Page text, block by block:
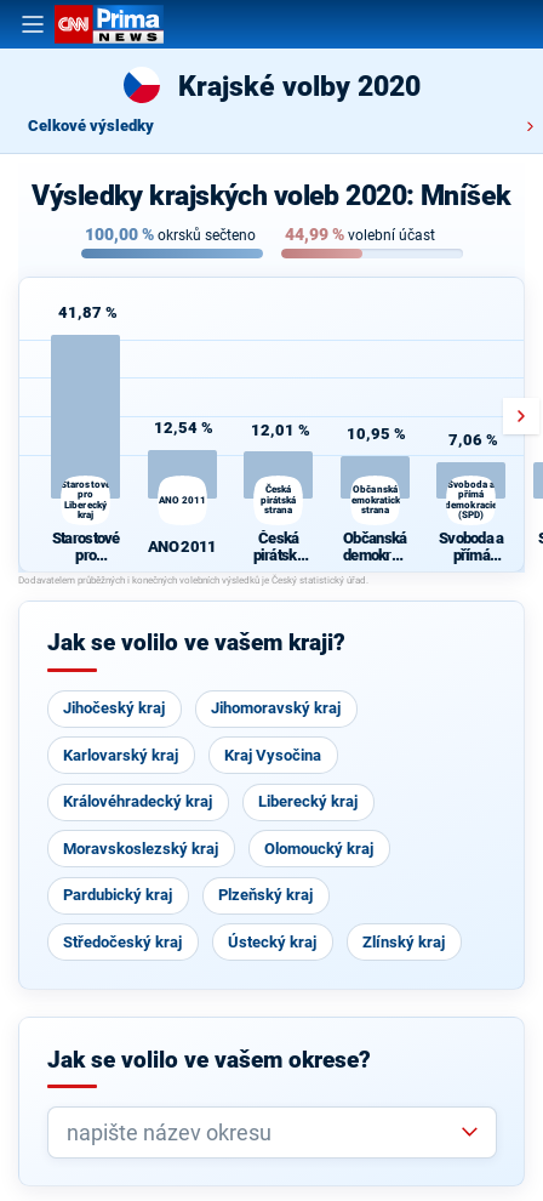
Krajské volby 2020
Celkové výsledky
Výsledky krajských voleb 2020: Mníšek
100,00% okrsků sečteno 44,99% volební účast
41,87 %
Starostové
pro
Liberecký
kraj
Starostové
pro
Liberecký
kraj
12,54 %
ANO 2011
ANO 2011
12,01 %
Česká
pirátská
strana
Česká
pirátská
strana
10,95 %
Občanská
demokratická
strana
Občanská
demokrati
cká strana
7,06 %
Svoboda a
přímá
demokracie
(SPD)
Svoboda a
přímá
demokraci
Jak se volilo ve vašem kraji?
Jihočeský kraj Jihomoravský kraj
Karlovarský kraj Kraj Vysočina
Královéhradecký kraj Liberecký kraj
Moravskoslezský kraj Olomoucký kraj
Pardubický kraj Plzeňský kraj
Středočeský kraj Ústecký kraj Zlínský kraj
Jak se volilo ve vašem okrese?